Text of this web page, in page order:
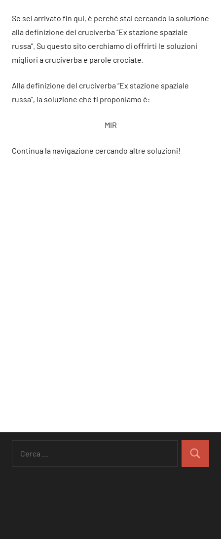
Se sei arrivato fin qui, è perché stai cercando la soluzione
alla definizione del cruciverba “Ex stazione spaziale
russa”. Su questo sito cerchiamo di offrirti le soluzioni
migliori a cruciverba e parole crociate.
Alla definizione del cruciverba “Ex stazione spaziale
russa”, la soluzione che ti proponiamo è:
MIR
Continua la navigazione cercando altre soluzioni!